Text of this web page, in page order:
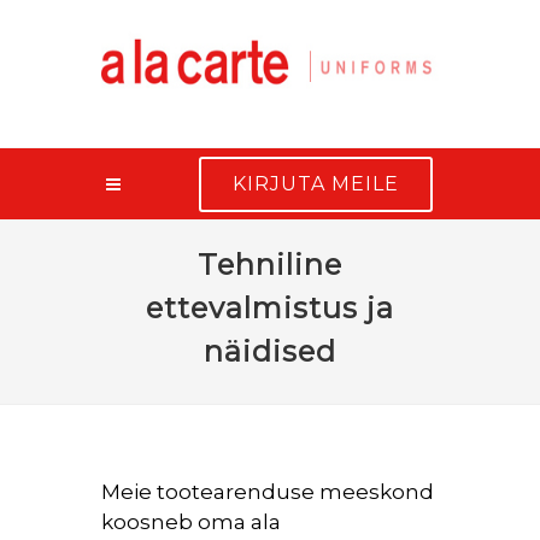
KIRJUTA MEILE
Tehniline
ettevalmistus ja
näidised
Meie tootearenduse meeskond
koosneb oma ala